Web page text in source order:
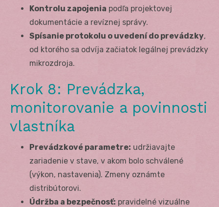
Kontrolu zapojenia podľa projektovej
dokumentácie a revíznej správy.
Spísanie protokolu o uvedení do prevádzky,
od ktorého sa odvíja začiatok legálnej prevádzky
mikrozdroja.
Krok 8: Prevádzka,
monitorovanie a povinnosti
vlastníka
Prevádzkové parametre: udržiavajte
zariadenie v stave, v akom bolo schválené
(výkon, nastavenia). Zmeny oznámte
distribútorovi.
Údržba a bezpečnosť: pravidelné vizuálne